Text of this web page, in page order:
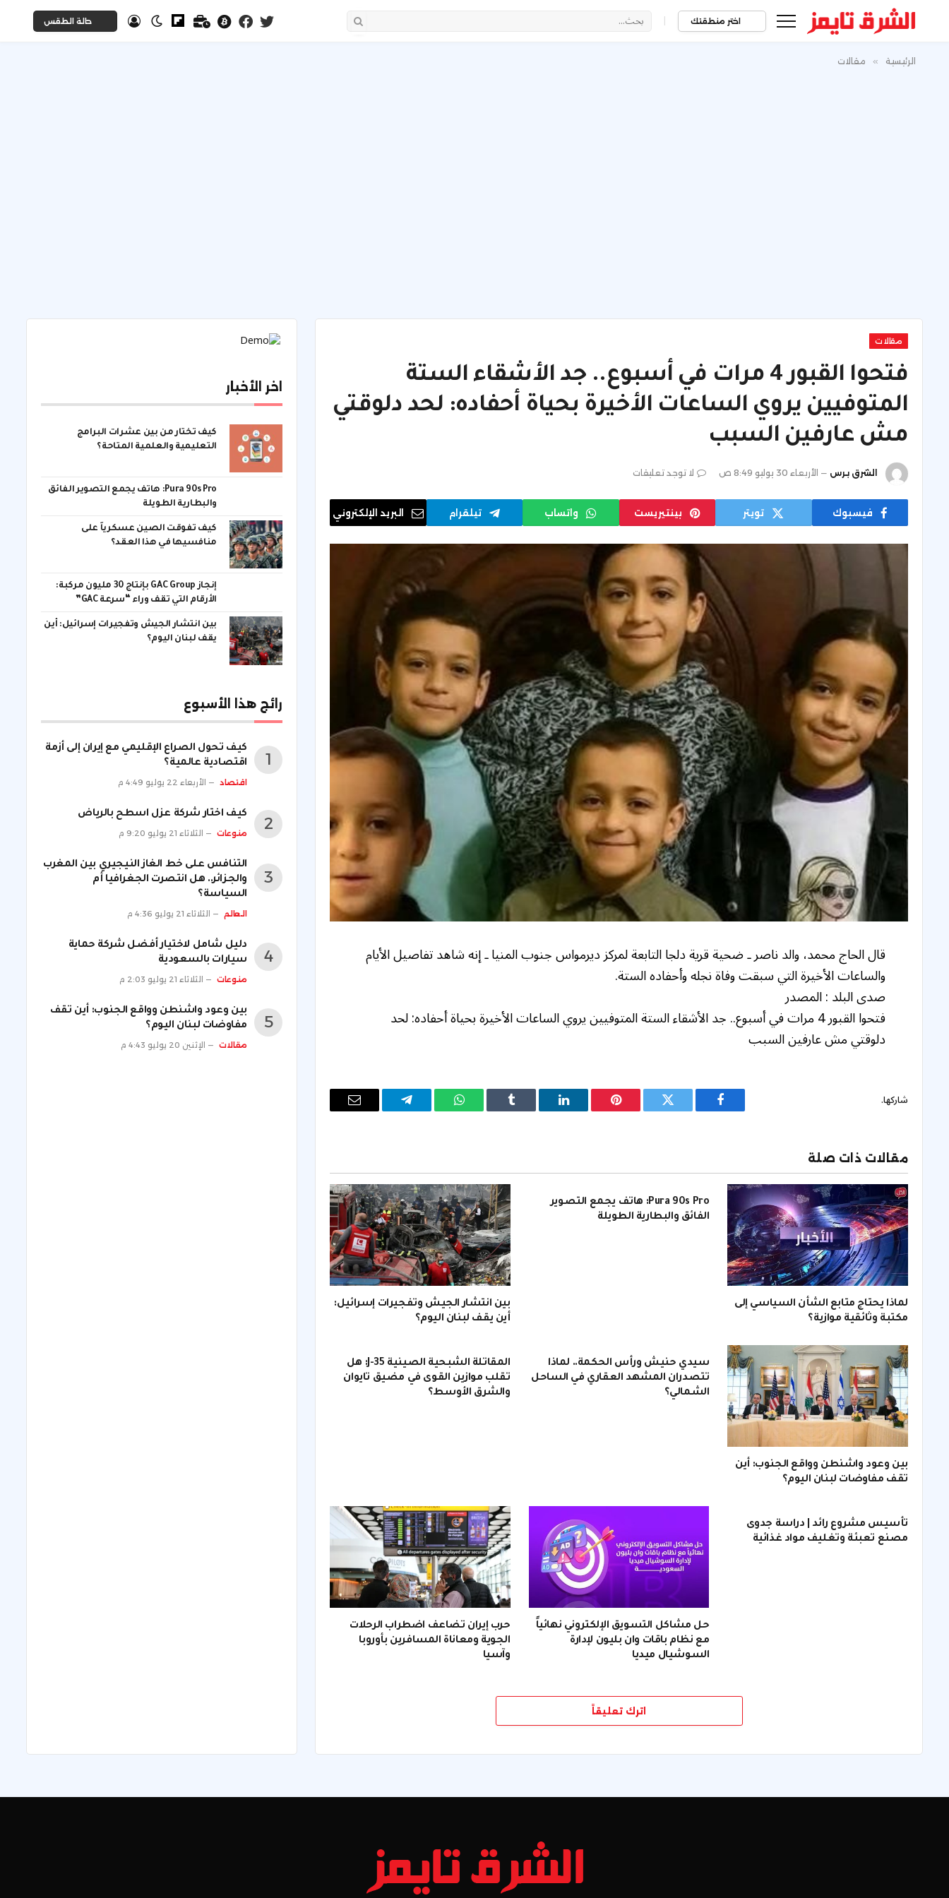
اختر منطقتك | حالة الطقس
الرئيسية » مقالات
مقالات
فتحوا القبور 4 مرات في أسبوع.. جد الأشقاء الستة
المتوفيين يروي الساعات الأخيرة بحياة أحفاده: لحد دلوقتي
مش عارفين السبب
الشرق برس الأربعاء 30 يوليو 8:49 ص لا توجد تعليقات
فيسبوك تويتر بينتيريست واتساب تيلقرام البريد الإلكتروني
قال الحاج محمد، والد ناصر ـ ضحية قرية دلجا التابعة لمركز ديرمواس جنوب المنيا ـ إنه شاهد تفاصيل الأيام
والساعات الأخيرة التي سبقت وفاة نجله وأحفاده الستة.
صدى البلد : المصدر
فتحوا القبور 4 مرات في أسبوع.. جد الأشقاء الستة المتوفيين يروي الساعات الأخيرة بحياة أحفاده: لحد
دلوقتي مش عارفين السبب
شاركها.
فيسبوك تويتر بينتيريستلينكدإن Tumblr واتساب تيلقرام
البريد
مقالات ذات صلة
لماذا يحتاج متابع الشأن السياسي إلى
مكتبة وثائقية موازية؟
Pura 90s Pro: هاتف يجمع التصوير
الفائق والبطارية الطويلة
بين انتشار الجيش وتفجيرات إسرائيل:
أين يقف لبنان اليوم؟
بين وعود واشنطن وواقع الجنوب: أين
تقف مفاوضات لبنان اليوم؟
سيدي حنيش ورأس الحكمة.. لماذا
تتصدران المشهد العقاري في الساحل
الشمالي؟
المقاتلة الشبحية الصينية J-35: هل
تقلب موازين القوى في مضيق تايوان
والشرق الأوسط؟
تأسيس مشروع رائد | دراسة جدوى
مصنع تعبئة وتغليف مواد غذائية
حل مشاكل التسويق الإلكتروني نهائياً
مع نظام باقات وان بليون لإدارة
السوشيال ميديا
حرب إيران تضاعف اضطراب الرحلات
الجوية ومعاناة المسافرين بأوروبا
وآسيا
اترك تعليقاً
اخر الأخبار
كيف تختار من بين عشرات البرامج
التعليمية والعلمية المتاحة؟
Pura 90s Pro: هاتف يجمع التصوير الفائق
والبطارية الطويلة
كيف تفوقت الصين عسكرياً على
منافسيها في هذا العقد؟
إنجاز GAC Group بإنتاج 30 مليون مركبة:
الأرقام التي تقف وراء “سرعة GAC”
بين انتشار الجيش وتفجيرات إسرائيل: أين
يقف لبنان اليوم؟
رائج هذا الأسبوع
كيف تحول الصراع الإقليمي مع إيران إلى أزمة
اقتصادية عالمية؟
اقتصاد الأربعاء 22 يوليو 4:49 م
كيف اختار شركة عزل اسطح بالرياض
منوعات الثلاثاء 21 يوليو 9:20 م
التنافس على خط الغاز النيجيري بين المغرب
والجزائر.. هل انتصرت الجغرافيا أم
السياسة؟
العالم الثلاثاء 21 يوليو 4:36 م
دليل شامل لاختيار أفضل شركة حماية
سيارات بالسعودية
منوعات الثلاثاء 21 يوليو 2:03 م
بين وعود واشنطن وواقع الجنوب: أين تقف
مفاوضات لبنان اليوم؟
مقالات الإثنين 20 يوليو 4:43 م